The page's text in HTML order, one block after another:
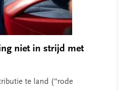
niet in strijd met
te land (“rode